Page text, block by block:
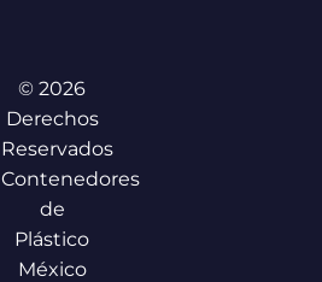
© 2026
Derechos
Reservados
Contenedores
de
Plástico
México